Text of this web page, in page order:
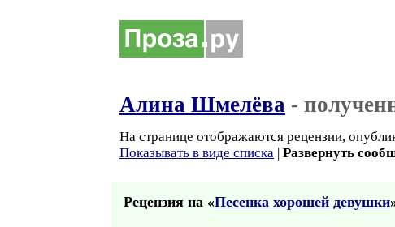
Алина Шмелёва -
На странице отображаются рецензии,
Показывать в виде списка | Развернуть
Рецензия на «Песенка хорошей девушки